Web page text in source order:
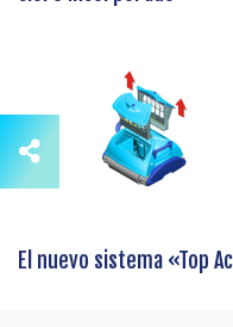
El nuevo sistema «Top